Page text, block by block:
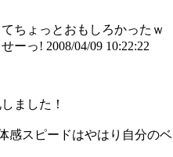
ちょっとおもしろかったｗ
ーっ! 2008/04/09 10:22:22
ました！
感スピードはやはり自分の